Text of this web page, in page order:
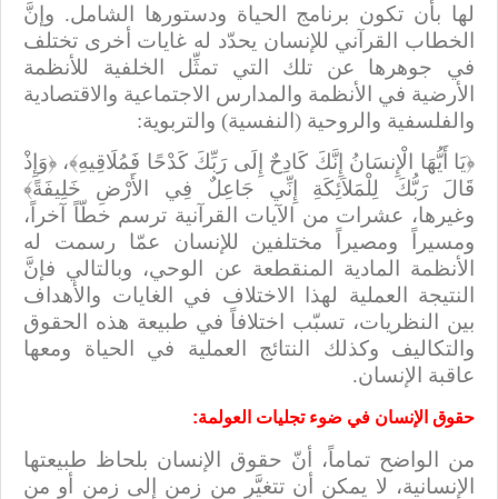
لها بأن تكون برنامج الحياة ودستورها الشامل. وإنَّ
الخطاب القرآني للإنسان يحدّد له غايات أخرى تختلف
في جوهرها عن تلك التي تمثِّل الخلفية للأنظمة
الأرضية في الأنظمة والمدارس الاجتماعية والاقتصادية
والفلسفية والروحية (النفسية) والتربوية:
﴿يَا أَيُّهَا الْإِنسَانُ إِنَّكَ كَادِحٌ إِلَى رَبِّكَ كَدْحًا فَمُلَاقِيهِ﴾، ﴿وَإِذْ
قَالَ رَبُّكَ لِلْمَلاَئِكَةِ إِنِّي جَاعِلٌ فِي الأَرْضِ خَلِيفَةً﴾
وغيرها، عشرات من الآيات القرآنية ترسم خطّاً آخراً،
ومسيراً ومصيراً مختلفين للإنسان عمّا رسمت له
الأنظمة المادية المنقطعة عن الوحي، وبالتالي فإنَّ
النتيجة العملية لهذا الاختلاف في الغايات والأهداف
بين النظريات، تسبّب اختلافاً في طبيعة هذه الحقوق
والتكاليف وكذلك النتائج العملية في الحياة ومعها
عاقبة الإنسان.
حقوق الإنسان في ضوء تجليات العولمة:
من الواضح تماماً، أنّ حقوق الإنسان بلحاظ طبيعتها
الإنسانية، لا يمكن أن تتغيَّر من زمن إلى زمن أو من